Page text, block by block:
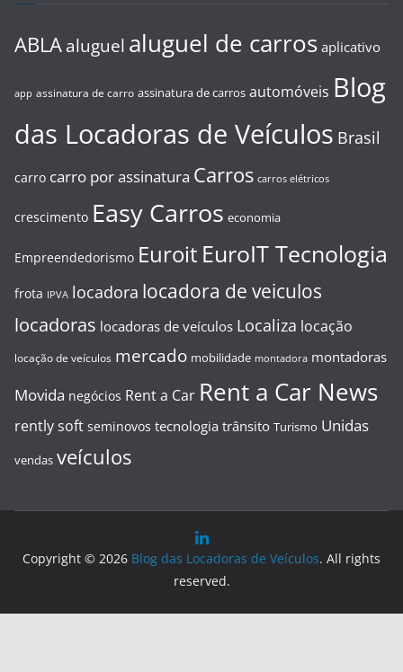
ABLA aluguel aluguel de carros aplicativo
app assinatura de carro assinatura de carros automóveis Blog
das Locadoras de Veículos Brasil
carro carro por assinatura Carros carros elétricos
crescimento Easy Carros economia
Empreendedorismo Euroit EuroIT Tecnologia
frota IPVA locadora locadora de veiculos
locadoras locadoras de veículos Localiza locação
locação de veículos mercado mobilidade montadora montadoras
Movida negócios Rent a Car Rent a Car News
rently soft seminovos tecnologia trânsito Turismo Unidas
vendas veículos
Copyright © 2026 Blog das Locadoras de Veículos. All rights
reserved.